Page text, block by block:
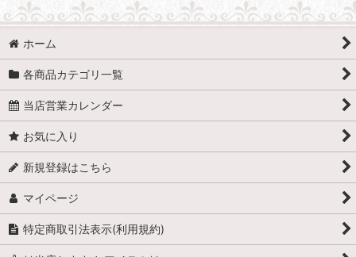
ホーム
各商品カテゴリ一覧
当店営業カレンダー
お気に入り
新規登録はこちら
マイページ
特定商取引法表示(利用規約)